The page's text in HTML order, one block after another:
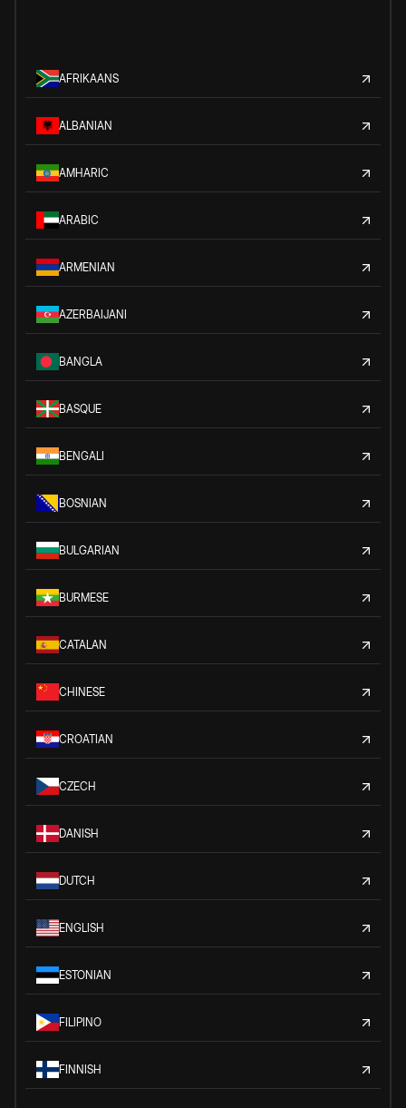
AFRIKAANS
ALBANIAN
AMHARIC
ARABIC
ARMENIAN
AZERBAIJANI
BANGLA
BASQUE
BENGALI
BOSNIAN
BULGARIAN
BURMESE
CATALAN
CHINESE
CROATIAN
CZECH
DANISH
DUTCH
ENGLISH
ESTONIAN
FILIPINO
FINNISH